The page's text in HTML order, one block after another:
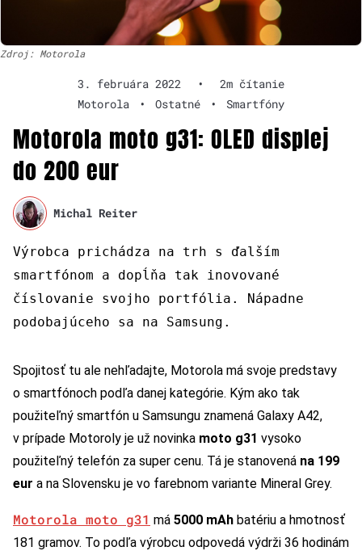
Zdroj: Motorola
3. februára 2022 •
2m čítanie
Motorola
• Ostatné • Smartfóny
Motorola moto g31: OLED displej
do 200 eur
Michal Reiter
Výrobca prichádza na trh s ďalším
smartfónom a dopĺňa tak inovované
číslovanie svojho portfólia. Nápadne
podobajúceho sa na Samsung.
Spojitosť tu ale nehľadajte, Motorola má svoje predstavy
o smartfónoch podľa danej kategórie. Kým ako tak
použiteľný smartfón u Samsungu znamená Galaxy A42,
v prípade Motoroly je už novinka moto g31 vysoko
použiteľný telefón za super cenu. Tá je stanovená na 199
eur a na Slovensku je vo farebnom variante Mineral Grey.
Motorola moto g31 má 5000 mAh batériu a hmotnosť
181 gramov. To podľa výrobcu odpovedá výdrži 36 hodinám